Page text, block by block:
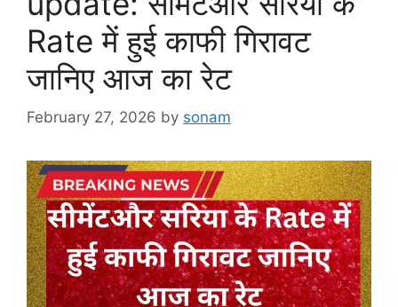
Rate में हुई काफी गिरावट
जानिए आज का रेट
February 27, 2026 by sonam